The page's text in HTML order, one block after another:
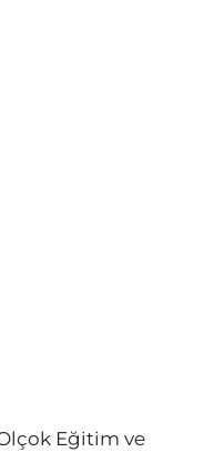
Eğitim ve